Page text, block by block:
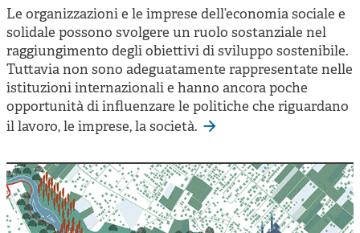
Le organizzazioni e le imprese dell’economia sociale e
solidale possono svolgere un ruolo sostanziale nel
raggiungimento degli obiettivi di sviluppo sostenibile.
Tuttavia non sono adeguatamente rappresentate nelle
istituzioni internazionali e hanno ancora poche
opportunità di influenzare le politiche che riguardano
il lavoro, le imprese, la società.